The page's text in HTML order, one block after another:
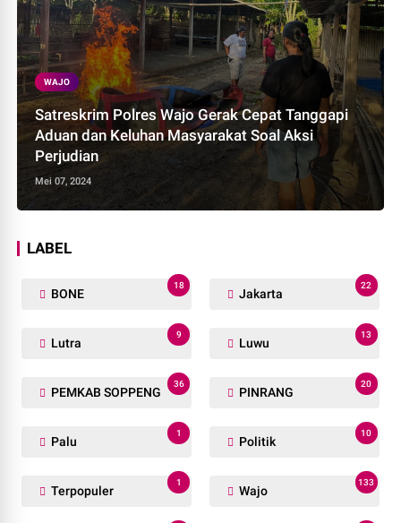
WAJO
Satreskrim Polres Wajo Gerak Cepat Tanggapi
Aduan dan Keluhan Masyarakat Soal Aksi
Perjudian
Mei 07, 2024
LABEL
BONE
18
Jakarta
22
Lutra
9
Luwu
13
PEMKAB SOPPENG
36
PINRANG
20
Palu
1
Politik
10
Terpopuler
1
Wajo
133